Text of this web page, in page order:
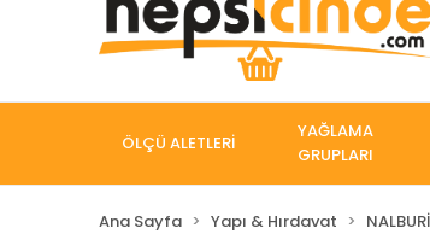
ÖLÇÜ ALETLERİ
YAĞLAMA
GRUPLARI
Ana Sayfa Yapı & Hırdavat